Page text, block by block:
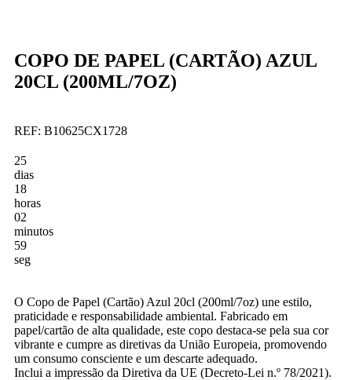
COPO DE PAPEL (CARTÃO) AZUL
20CL (200ML/7OZ)
REF: B10625CX1728
25
dias
18
horas
02
minutos
58
seg
O Copo de Papel (Cartão) Azul 20cl (200ml/7oz) une estilo,
praticidade e responsabilidade ambiental. Fabricado em
papel/cartão de alta qualidade, este copo destaca-se pela sua cor
vibrante e cumpre as diretivas da União Europeia, promovendo
um consumo consciente e um descarte adequado.
Inclui a impressão da Diretiva da UE (Decreto-Lei n.º 78/2021).